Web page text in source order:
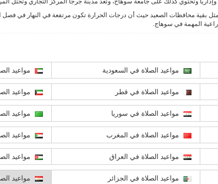
بقية محافظات الصعيد حيث أن درجات الحرارة تكون مرتفعة في النهار في
المهمة في سوهاج.
مواعيد الصلاة في السعودية مواعيد
مواعيد الصلاة في قطر مواعيد
مواعيد الصلاة في سوريا مواعيد
مواعيد الصلاة في المغرب مواعيد
مواعيد الصلاة في العراق مواعيد
مواعيد الصلاة في الجزائر مواعيد